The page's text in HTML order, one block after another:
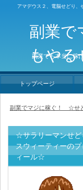
アマデウス２、電脳せどり
☆サラリーマンせど
スウィーティーのプ
ィール☆
副業でマジに稼ぐ！ ☆せ
副業
もやる
副業でも本当に稼
トップページ